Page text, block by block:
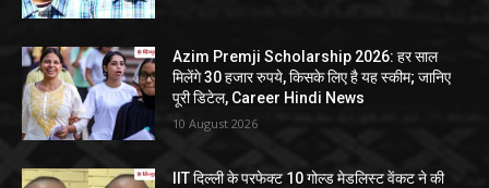
Azim Premji Scholarship 2026: हर साल
मिलेंगे 30 हजार रुपये, किसके लिए है यह स्कीम; जानिए
पूरी डिटेल, Career Hindi News
10 August 2026
IIT दिल्ली के परफेक्ट 10 गोल्ड मेडलिस्ट वेंकट ने की